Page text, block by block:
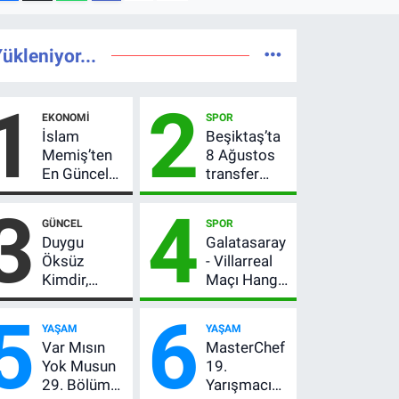
EKONOMI
İslam
Memiş’ten
En Güncel
Altın
Gram Altın
İçin 6.350
TL Uyarısı,
Yıl Sonu
Beklentisi
Değişmedi
2 SPOR
Beşiktaş’ta
8 Ağustos
transfer
hareketliliği!
bölge için
düğmeye
bastı
GÜNCEL
Duygu
Öksüz
Kimdir,
Neden
Mersin
Basınının
Acı Kaybı
4 SPOR
Galatasaray
- Villarreal
Maçı Hangi
Kanalda?
Maçı Ne
Zaman, Saat
Kaçta,
Nereden
YAŞAM
Var Mısın
Yok Musun
29. Bölüm
6 YAŞAM
MasterChef
19.
Yarışmacı